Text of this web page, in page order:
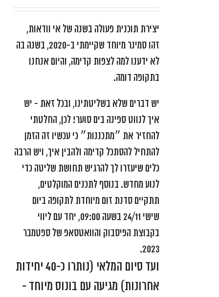
יצירת תוכנית פעולה בשנה של אי וודאות,
זהו סמינר מיוחד שקיימתי ב-2020, בשנה בה
לא ידענו למה לצפות קדימה, והיום אנחנו
בתקופה דומה.
יש דברים שלא בשליטתינו, ובכל זאת - יש
איך לנווט ספינה בים סוער! לכן, החלטתי
להחזיר את ״מתכננות״ כי עכשיו זה הזמן
להתחיל להסתכל קדימה ולהבין איך, ויש הרבה
כלים שיעזרו לך להרגיש תחושת שליטה כדי
לנוע מחדש. בנוסף לתכנים המוקלטים,
תתקיים סדנת זום מיוחדת לתקופה ביום
שישי 24/11 בשעה 09:00, יחד עם ליווי
בקבוצת הפיסבוק והוואטסאפ של ספטמבר
2023.
ועד סיום המלאי (נותרו כ-40 יחידות
אחרונות) מגיעה עם בונוס מיוחד -